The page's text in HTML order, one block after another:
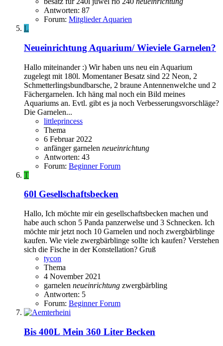
Antworten: 87
Forum: Mitglieder Aquarien
L
Neueinrichtung Aquarium/ Wieviele Garnelen?
Hallo miteinander :) Wir haben uns neu ein Aquarium
zugelegt mit 180l. Momentaner Besatz sind 22 Neon, 2
Schmetterlingsbundbarsche, 2 braune Antennenwelche und 2
Fächergarnelen. Ich häng mal noch ein Bild meines
Aquariums an. Evtl. gibt es ja noch Verbesserungsvorschläge?
Die Garnelen...
littleprincess
Thema
6 Februar 2022
anfänger garnelen neueinrichtung
Antworten: 43
Forum: Beginner Forum
T
60l Gesellschaftsbecken
Hallo, Ich möchte mir ein gesellschaftsbecken machen und
habe auch schon 5 Panda panzerwelse und 3 Schnecken. Ich
möchte mir jetzt noch 10 Garnelen und noch zwergbärblinge
kaufen. Wie viele zwergbärblinge sollte ich kaufen? Verstehen
sich die Fische in der Konstellation? Gruß
tycon
Thema
4 November 2021
garnelen neueinrichtung zwergbärbling
Antworten: 5
Forum: Beginner Forum
Bis 400L Mein 360 Liter Becken